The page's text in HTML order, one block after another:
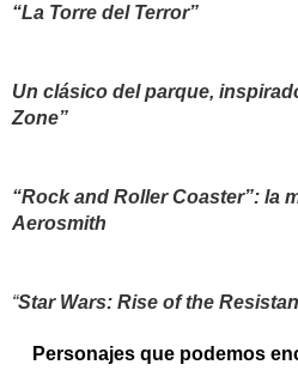
“La Torre del Terror”
Un clásico del parque,
Zone”
“Rock and Roller Coaster”: la
Aerosmith
“Star Wars: Rise of the
Personajes que podemos